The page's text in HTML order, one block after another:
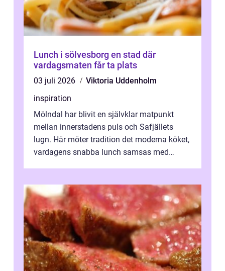
Lunch i sölvesborg en stad där
vardagsmaten får ta plats
03 juli 2026
Viktoria Uddenholm
inspiration
Mölndal har blivit en självklar matpunkt
mellan innerstadens puls och Safjällets
lugn. Här möter tradition det moderna köket,
vardagens snabba lunch samsas med